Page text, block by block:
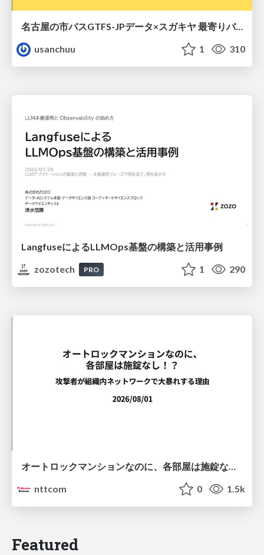
名古屋の市バスGTFS-JPデータ×スガキヤ 最寄りバス停検索をAmazon ElastiCache Serverless for Valkeyで最適化する
usanchuu
1 310
LangfuseによるLLMOps基盤の構築と活用事例
zozotech
PRO 1 290
オートロックマンションなのに、各部屋は施錠なし！？ 攻撃者が組織内ネットワークで大暴れする理由 / The Front Door Is Locked, but the Rooms Are Wide Open: Why Attackers Move Freely Inside Enterprise Networks
nttcom
0 1.5k
Featured